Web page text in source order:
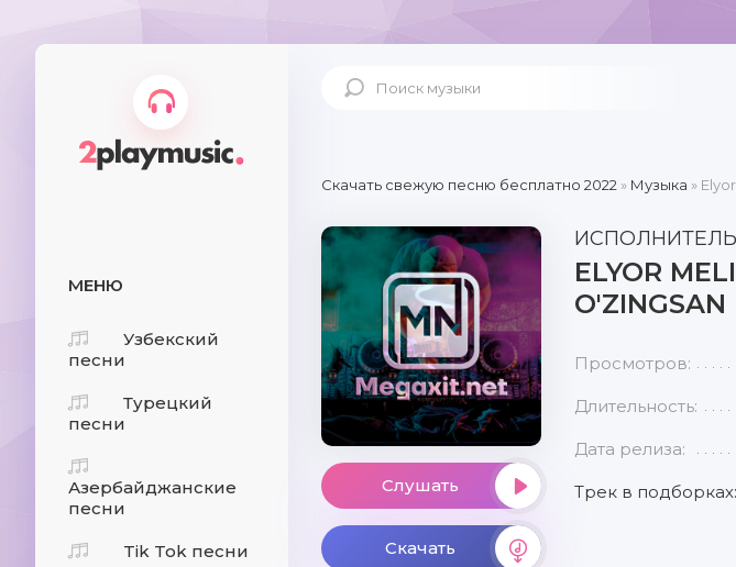
МЕНЮ
Узбекский
песни
Турецкий
песни
Азербайджанские
песни
Tik Tok песни
Скачать свежую песню бесплатно 2022 » Музыка »
Слушать
Скачать
ИСПОЛНИТЕЛЬ
ELYOR
O'ZINGSAN
Просмотров:
Длительность:
Дата релиза:
Трек в